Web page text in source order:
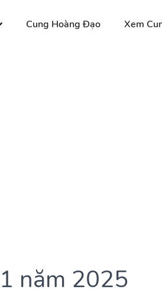
Cung Hoàng Đạo Xem
năm 2025